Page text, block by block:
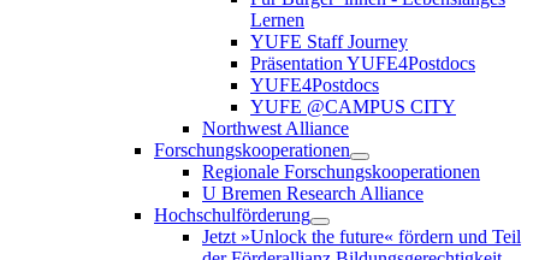
Lernen
YUFE Staff Journey
Präsentation YUFE4Postdocs
YUFE4Postdocs
YUFE @CAMPUS CITY
Northwest Alliance
Forschungskooperationen
Regionale Forschungskooperationen
U Bremen Research Alliance
Hochschulförderung
Jetzt »Unlock the future« fördern und Teil